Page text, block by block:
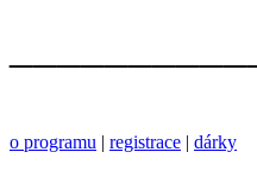
o programu | registrace | dárky